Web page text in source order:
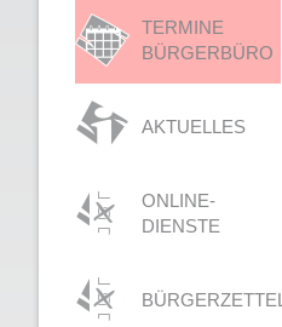
TERMINE
BÜRGERBÜRO
AKTUELLES
ONLINE-
DIENSTE
BÜRGERZETTEL